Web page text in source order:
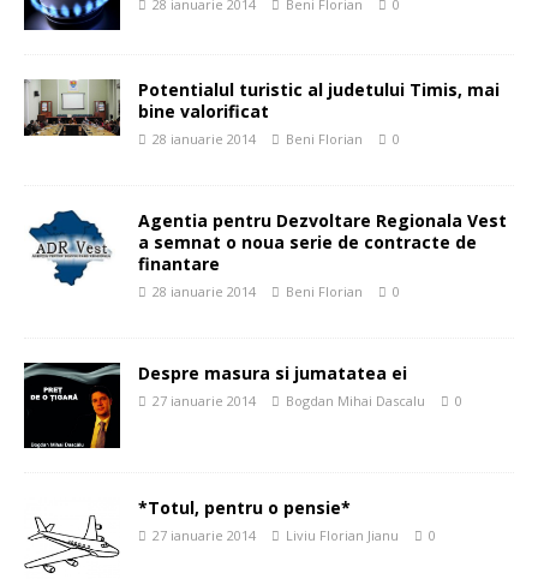
28 ianuarie 2014 Beni Florian 0
Potentialul turistic al judetului Timis, mai
bine valorificat
28 ianuarie 2014 Beni Florian 0
Agentia pentru Dezvoltare Regionala Vest
a semnat o noua serie de contracte de
finantare
28 ianuarie 2014 Beni Florian 0
Despre masura si jumatatea ei
27 ianuarie 2014 Bogdan Mihai Dascalu 0
*Totul, pentru o pensie*
27 ianuarie 2014 Liviu Florian Jianu 0